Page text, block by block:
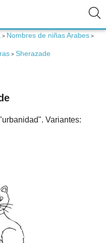
> Nombres de niñas Arabes >
> Sherazade
Variantes: